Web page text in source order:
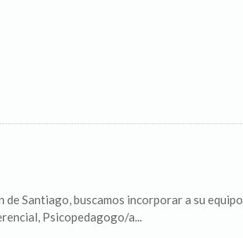
Santiago, buscamos incorporar a su equipo
Psicopedagogo/a...